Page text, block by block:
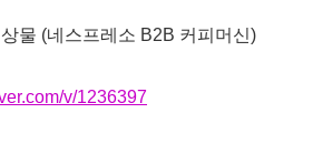
물 (네스프레소 B2B 커피머신)
v/1236397